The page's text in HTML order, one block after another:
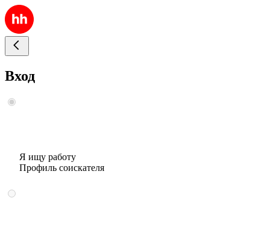
Вход
Я ищу работу
Профиль соискателя